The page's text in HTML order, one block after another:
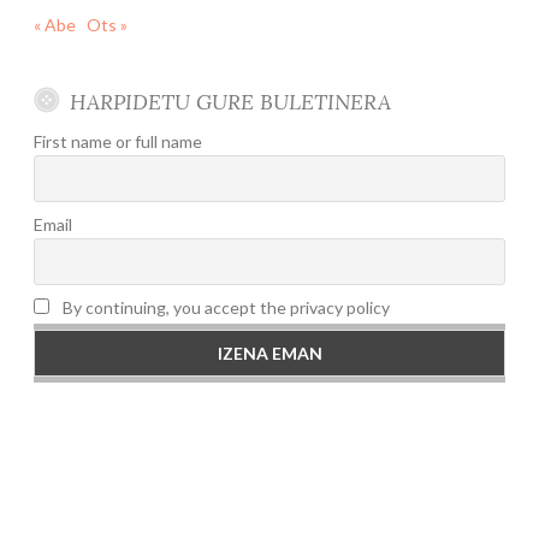
« Abe Ots »
HARPIDETU GURE BULETINERA
First name or full name
Email
By continuing, you accept the privacy policy